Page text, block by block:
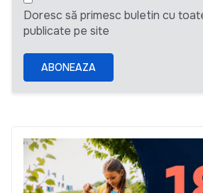
Doresc să primesc buletin cu
publicate pe site
ABONEAZA